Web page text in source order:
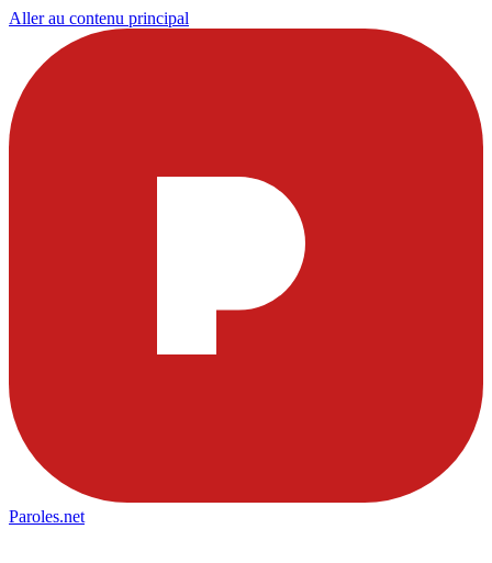
Aller au contenu principal
Paroles.net